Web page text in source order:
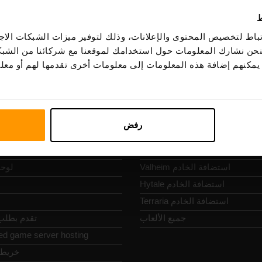
لتخصيص المحتوى والإعلانات، وذلك لتوفير ميزات الشبكات
فنحن نشارك المعلومات حول استخدامك لموقعنا مع شركائنا من
يمكنهم إضافة هذه المعلومات إلى معلومات أخرى تقدمها لهم أو
رفض
التنقل السريع
سياسة
تقدم
game server hosting
خادم اللعبة
Minecraft استضافة الخادم
ARK استضافة الخادم
Valheim استضافة الخادم
Hytale استضافة الخادم
Terraria استضافة الخادم
جميع الألعاب